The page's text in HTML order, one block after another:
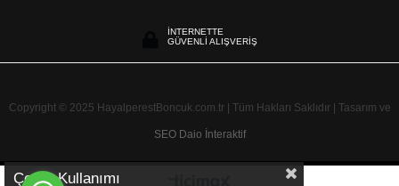
İNTERNETTE
GÜVENLİ ALIŞVERİŞ
Copyright © 2025 HayalperestBoncuk.com.tr | Tüm Hakları Saklıdır | Tasarım ve
SEO Daio İnteraktif
Çerez Kullanımı